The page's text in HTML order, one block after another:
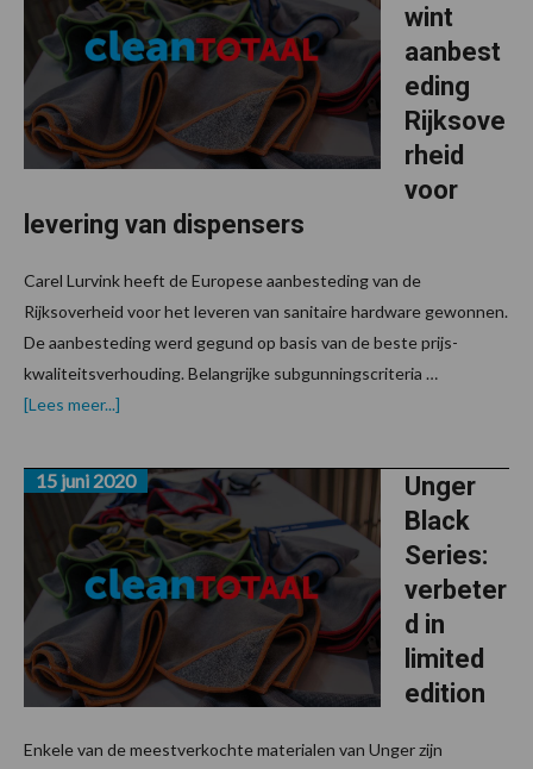
wint
aanbest
eding
Rijksove
rheid
voor
levering van dispensers
Carel Lurvink heeft de Europese aanbesteding van de
Rijksoverheid voor het leveren van sanitaire hardware gewonnen.
De aanbesteding werd gegund op basis van de beste prijs-
kwaliteitsverhouding. Belangrijke subgunningscriteria …
[Lees meer...]
Rijksoverheid
voor
levering
van
dispensers
Unger
Black
Series:
verbeter
d in
limited
edition
15 juni 2020
Enkele van de meestverkochte materialen van Unger zijn